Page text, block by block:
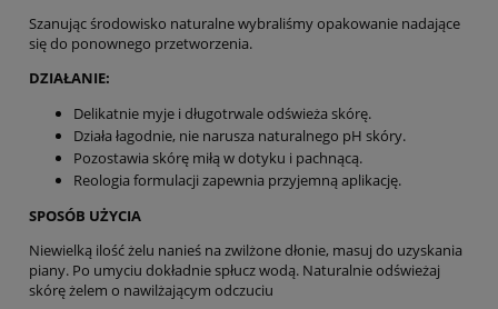
Szanując środowisko naturalne wybraliśmy opakowanie nadające
się do ponownego przetworzenia.
DZIAŁANIE:
Delikatnie myje i długotrwale odświeża skórę.
Działa łagodnie, nie narusza naturalnego pH skóry.
Pozostawia skórę miłą w dotyku i pachnącą.
Reologia formulacji zapewnia przyjemną aplikację.
SPOSÓB UŻYCIA
Niewielką ilość żelu nanieś na zwilżone dłonie, masuj do uzyskania
piany. Po umyciu dokładnie spłucz wodą. Naturalnie odświeżaj
skórę żelem o nawilżającym odczuciu